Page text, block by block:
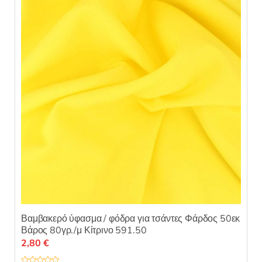
επιλογές
μπορούν
επιλεγούν
σελίδα
του
προϊόντος
Βαμβακερό ύφασμα / φόδρα για τσάντες Φάρδος 50εκ
Βάρος 80γρ./μ Κίτρινο 591.50
2,80 €